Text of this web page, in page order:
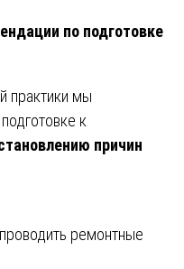
по подготовке
практики мы
к
причин
ремонтные